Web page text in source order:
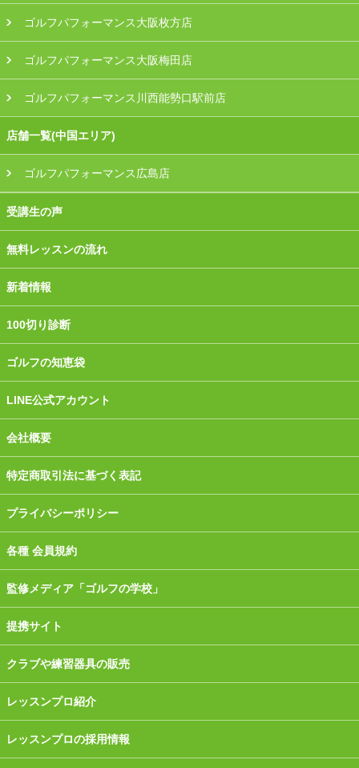
ゴルフパフォーマンス大阪枚方店
ゴルフパフォーマンス大阪梅田店
ゴルフパフォーマンス川西能勢口駅前店
店舗一覧(中国エリア)
ゴルフパフォーマンス広島店
受講生の声
無料レッスンの流れ
新着情報
100切り診断
ゴルフの知恵袋
LINE公式アカウント
会社概要
特定商取引法に基づく表記
プライバシーポリシー
各種 会員規約
監修メディア「ゴルフの学校」
提携サイト
クラブや練習器具の販売
レッスンプロ紹介
レッスンプロの採用情報